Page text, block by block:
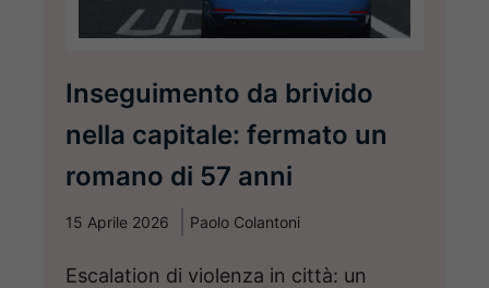
Inseguimento da brivido
nella capitale: fermato un
romano di 57 anni
15 Aprile 2026 Paolo Colantoni
Escalation di violenza in città: un